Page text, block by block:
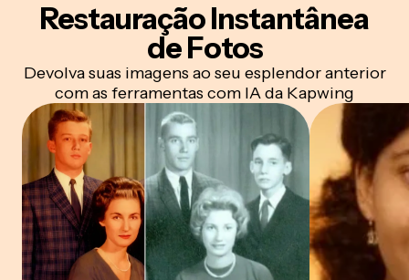
RestauraçãoInstantânea
de Fotos
Devolva suas imagens ao seu esplendor anterior
com as ferramentas com IA da Kapwing